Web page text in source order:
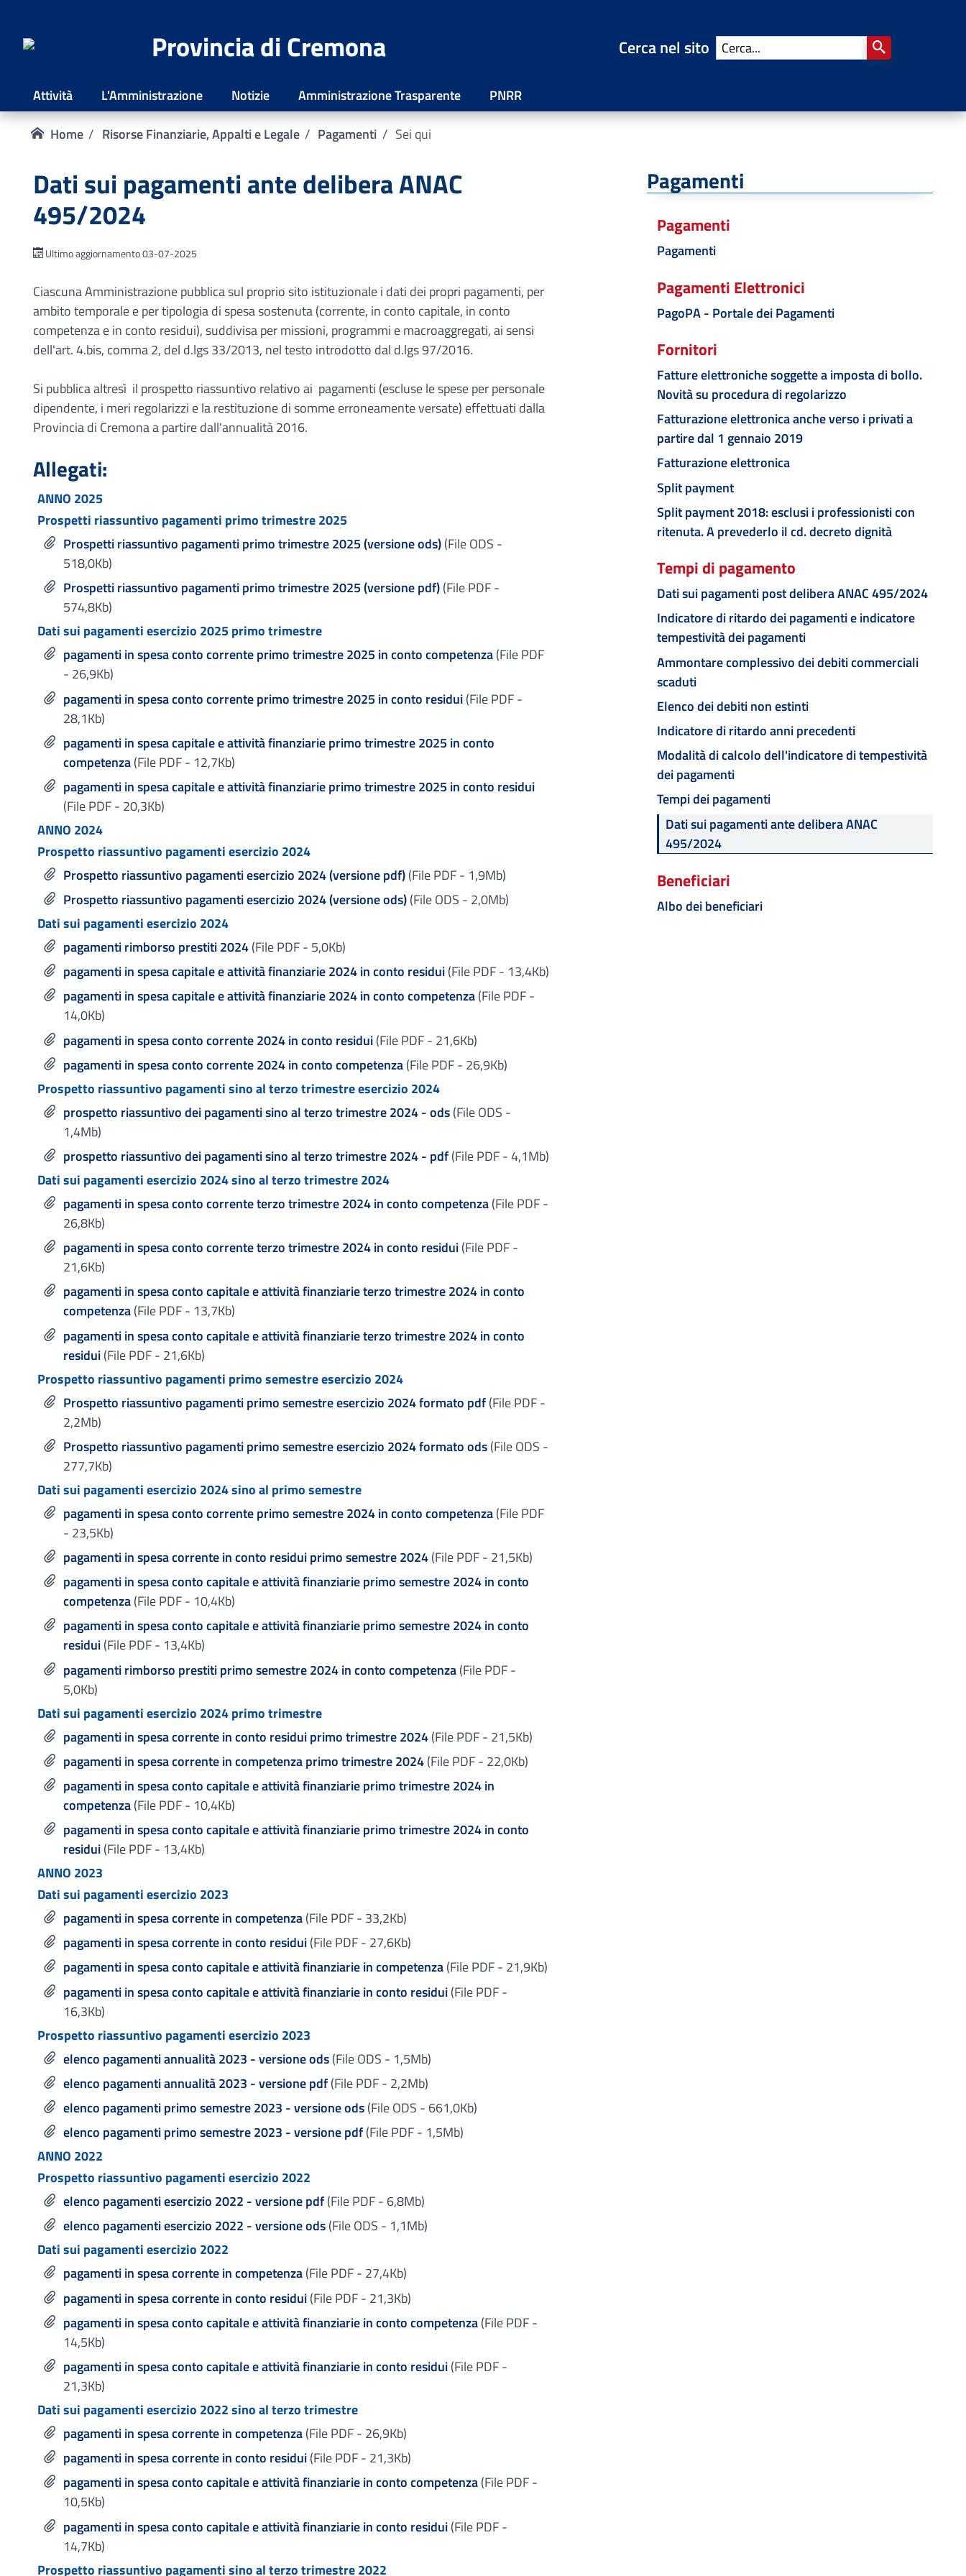
Provincia di Cremona Cerca nel sito
Attività L'Amministrazione Notizie Amministrazione Trasparente
PNRR
Home
Risorse Finanziarie, Appalti e Legale Pagamenti Sei qui
Dati sui pagamenti ante delibera ANAC
495/2024
Ultimo aggiornamento 03-07-2025
Ciascuna Amministrazione pubblica sul proprio sito istituzionale i dati dei propri pagamenti, per
ambito temporale e per tipologia di spesa sostenuta (corrente, in conto capitale, in conto
competenza e in conto residui), suddivisa per missioni, programmi e macroaggregati, ai sensi
dell'art. 4.bis, comma 2, del d.lgs 33/2013, nel testo introdotto dal d.lgs 97/2016.
Si pubblica altresì il prospetto riassuntivo relativo ai pagamenti (escluse le spese per personale
dipendente, i meri regolarizzi e la restituzione di somme erroneamente versate) effettuati dalla
Provincia di Cremona a partire dall'annualità 2016.
Allegati:
ANNO 2025
Prospetti riassuntivo pagamenti primo trimestre 2025
Prospetti riassuntivo pagamenti primo trimestre 2025 (versione ods)(File ODS -
518,0Kb)
Prospetti riassuntivo pagamenti primo trimestre 2025 (versione pdf)(File PDF -
574,8Kb)
Dati sui pagamenti esercizio 2025 primo trimestre
pagamenti in spesa conto corrente primo trimestre 2025 in conto competenza(File PDF
- 26,9Kb)
pagamenti in spesa conto corrente primo trimestre 2025 in conto residui(File PDF -
28,1Kb)
pagamenti in spesa capitale e attività finanziarie primo trimestre 2025 in conto
competenza(File PDF - 12,7Kb)
pagamenti in spesa capitale e attività finanziarie primo trimestre 2025 in conto residui
(File PDF - 20,3Kb)
ANNO 2024
Prospetto riassuntivo pagamenti esercizio 2024
Prospetto riassuntivo pagamenti esercizio 2024 (versione pdf)(File PDF - 1,9Mb)
Prospetto riassuntivo pagamenti esercizio 2024 (versione ods)(File ODS - 2,0Mb)
Dati sui pagamenti esercizio 2024
pagamenti rimborso prestiti 2024(File PDF - 5,0Kb)
pagamenti in spesa capitale e attività finanziarie 2024 in conto residui(File PDF - 13,4Kb)
pagamenti in spesa capitale e attività finanziarie 2024 in conto competenza(File PDF -
14,0Kb)
pagamenti in spesa conto corrente 2024 in conto residui(File PDF - 21,6Kb)
pagamenti in spesa conto corrente 2024 in conto competenza(File PDF - 26,9Kb)
Prospetto riassuntivo pagamenti sino al terzo trimestre esercizio 2024
prospetto riassuntivo dei pagamenti sino al terzo trimestre 2024 - ods(File ODS -
1,4Mb)
prospetto riassuntivo dei pagamenti sino al terzo trimestre 2024 - pdf(File PDF - 4,1Mb)
Dati sui pagamenti esercizio 2024 sino al terzo trimestre 2024
pagamenti in spesa conto corrente terzo trimestre 2024 in conto competenza(File PDF -
26,8Kb)
pagamenti in spesa conto corrente terzo trimestre 2024 in conto residui(File PDF -
21,6Kb)
pagamenti in spesa conto capitale e attività finanziarie terzo trimestre 2024 in conto
competenza(File PDF - 13,7Kb)
pagamenti in spesa conto capitale e attività finanziarie terzo trimestre 2024 in conto
residui(File PDF - 21,6Kb)
Prospetto riassuntivo pagamenti primo semestre esercizio 2024
Prospetto riassuntivo pagamenti primo semestre esercizio 2024 formato pdf(File PDF -
2,2Mb)
Prospetto riassuntivo pagamenti primo semestre esercizio 2024 formato ods(File ODS -
277,7Kb)
Dati sui pagamenti esercizio 2024 sino al primo semestre
pagamenti in spesa conto corrente primo semestre 2024 in conto competenza(File PDF
- 23,5Kb)
pagamenti in spesa corrente in conto residui primo semestre 2024(File PDF - 21,5Kb)
pagamenti in spesa conto capitale e attività finanziarie primo semestre 2024 in conto
competenza(File PDF - 10,4Kb)
pagamenti in spesa conto capitale e attività finanziarie primo semestre 2024 in conto
residui(File PDF - 13,4Kb)
pagamenti rimborso prestiti primo semestre 2024 in conto competenza(File PDF -
5,0Kb)
Dati sui pagamenti esercizio 2024 primo trimestre
pagamenti in spesa corrente in conto residui primo trimestre 2024(File PDF - 21,5Kb)
pagamenti in spesa corrente in competenza primo trimestre 2024(File PDF - 22,0Kb)
pagamenti in spesa conto capitale e attività finanziarie primo trimestre 2024 in
competenza(File PDF - 10,4Kb)
pagamenti in spesa conto capitale e attività finanziarie primo trimestre 2024 in conto
residui(File PDF - 13,4Kb)
ANNO 2023
Dati sui pagamenti esercizio 2023
pagamenti in spesa corrente in competenza(File PDF - 33,2Kb)
pagamenti in spesa corrente in conto residui(File PDF - 27,6Kb)
pagamenti in spesa conto capitale e attività finanziarie in competenza(File PDF - 21,9Kb)
pagamenti in spesa conto capitale e attività finanziarie in conto residui(File PDF -
16,3Kb)
Prospetto riassuntivo pagamenti esercizio 2023
elenco pagamenti annualità 2023 - versione ods(File ODS - 1,5Mb)
elenco pagamenti annualità 2023 - versione pdf(File PDF - 2,2Mb)
elenco pagamenti primo semestre 2023 - versione ods(File ODS - 661,0Kb)
elenco pagamenti primo semestre 2023 - versione pdf(File PDF - 1,5Mb)
ANNO 2022
Prospetto riassuntivo pagamenti esercizio 2022
elenco pagamenti esercizio 2022 - versione pdf(File PDF - 6,8Mb)
elenco pagamenti esercizio 2022 - versione ods(File ODS - 1,1Mb)
Dati sui pagamenti esercizio 2022
pagamenti in spesa corrente in competenza(File PDF - 27,4Kb)
pagamenti in spesa corrente in conto residui(File PDF - 21,3Kb)
pagamenti in spesa conto capitale e attività finanziarie in conto competenza(File PDF -
14,5Kb)
pagamenti in spesa conto capitale e attività finanziarie in conto residui(File PDF -
21,3Kb)
Dati sui pagamenti esercizio 2022 sino al terzo trimestre
pagamenti in spesa corrente in competenza(File PDF - 26,9Kb)
pagamenti in spesa corrente in conto residui(File PDF - 21,3Kb)
pagamenti in spesa conto capitale e attività finanziarie in conto competenza(File PDF -
10,5Kb)
pagamenti in spesa conto capitale e attività finanziarie in conto residui(File PDF -
14,7Kb)
Prospetto riassuntivo pagamenti sino al terzo trimestre 2022
Pagamenti
Pagamenti
Pagamenti
Pagamenti Elettronici
PagoPA - Portale dei Pagamenti
Fornitori
Fatture elettroniche soggette a imposta di bollo.
Novità su procedura di regolarizzo
Fatturazione elettronica anche verso i privati a
partire dal 1 gennaio 2019
Fatturazione elettronica
Split payment
Split payment 2018: esclusi i professionisti con
ritenuta. A prevederlo il cd. decreto dignità
Tempi di pagamento
Dati sui pagamenti post delibera ANAC 495/2024
Indicatore di ritardo dei pagamenti e indicatore
tempestività dei pagamenti
Ammontare complessivo dei debiti commerciali
scaduti
Elenco dei debiti non estinti
Indicatore di ritardo anni precedenti
Modalità di calcolo dell'indicatore di tempestività
dei pagamenti
Tempi dei pagamenti
Dati sui pagamenti ante delibera ANAC
495/2024
Beneficiari
Albo dei beneficiari